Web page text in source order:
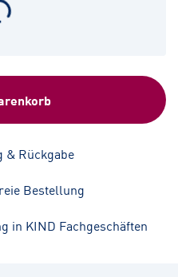
& Rückgabe
Bestellung
in KIND Fachgeschäften